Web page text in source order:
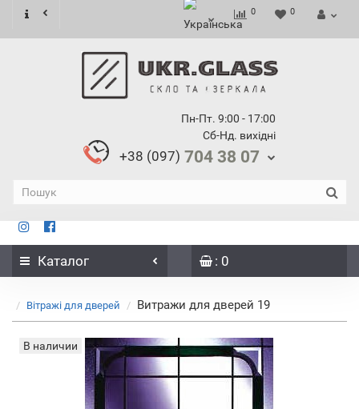
0 0
Пн-Пт. 9:00 - 17:00
Сб-Нд. вихідні
+38 (097) 704 38 07
Каталог : 0
Вітражі для дверей Витражи для дверей 19
В наличии